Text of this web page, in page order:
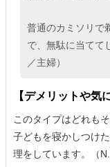
普通のカミソリで
で、無駄に当てて
／主婦）
【デメリットや気
このタイプはどれも
子どもを寝かしつけ
理をしています。（